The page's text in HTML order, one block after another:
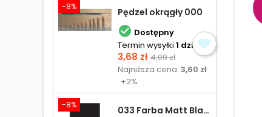
-8% Pędzel okrągły 000
 Dostępny
Termin wysyłki 1 dzień
Cena
3,68 zł Cena
podstawowa
4,00 zł
Najniższa cena:3,60 zł
+2%
-8% 033 Farba Matt Black - olejna